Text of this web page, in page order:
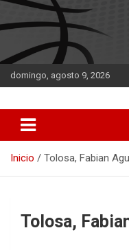
Saltar
al
contenido
domingo, agosto 9, 2026
DATA
Inicio Tolosa, Fabian
Tolosa,